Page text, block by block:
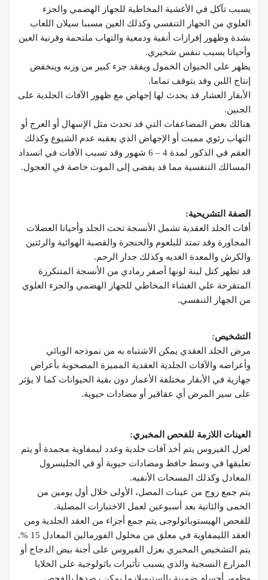
يسبب تآكل في الأغشية المخاطية للجهاز الهضمي والجزء
العلوي من الجهاز التنفسي وكذلك العين مسببا سيلان اللعاب
بشدة وظهور إفرازات أنفية ودمعية والتهاب ملتحمة وقرنية العين
وأحيانا يسبب تنفس شخيري.
يظهر على الحيوان الخمول ويفقد جزء كبير من وزنه وينخفض
إنتاج اللبن وقد يتوقف تماما.
الأبقار العشار قد يحدث لها إجهاض مع ظهور الآفات الجلدية على
الجنين.
هنالك بعض المضاعفات التي قد تحدث مثل الإسهال أو العرج أو
التهاب رئوي مميت أو الإجهاض الذي يعقبه عدم الشيوع وكذلك
العقم في الذكور لمدة 4 – 6 شهور وقد تسبب الآفات في انسداد
المسالك التنفسية مما قد يفضى إلى الموت خاصة في العجول.
الصفة التشريحية:
أفات الجلد العقدية تشمل الأنسجة تحت الجلد وأحيانا العضلات
المجاورة وقد تمتد للبلعوم والحنجرة والقصبة الهوائية والرئتين
والكرش والمعدة الغديه وكذلك جدار الرحم.
قد تظهر كتل لينة لونها أصفر رمادي من الأنسجة المتنكرزة
المتقرحة علي الغشاء المخاطي للجهاز الهضمي والجزء العلوي
من الجهاز التنفسي.
التشخيص:
مرض الجلد العقدي يمكن الاشتباه به من نموذجه الوبائي
وأعراضه والآفات الجلدية العقدية المميزة المصحوبة بأعراض
جهازية في الأبقار مختلفة الأعمار دون بقية الحيوانات كما لا يؤثر
على سير المرض أي عقاقير أو مضادات حيوية.
العينات اللازمة للفحص المخبري:
لعزل الفيروس يتم أخذ آفات جلدية وغدد ليمفاوية مجمدة أو يتم
تعليقها في وسط حافظ ومضادات حيوية أو في الجليسرول
المعادل وكذلك المسحات الأنفيه.
يتم جمع زوج من عينات المصل، الأولى خلال أول يومين من
الحمى والثانية بعد أسبوعين لعمل الاختبارات المصلية.
للفحص الهيستوباثولوجى يتم جمع أجزاء من العقد الجلدية ومن
العقد الليمفاوية في معلق من محلول الفورمالين المعادل 15 %.
يتم التشخيص المخبري بعزل الفيروس على أجنة بيض الدجاج أو
المزارع النسجية والذي يسبب تأثيرات باثولوجية على الخلايا